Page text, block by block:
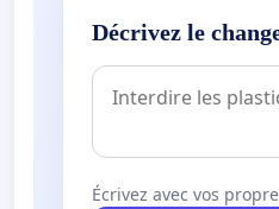
Décrivez le
Écrivez avec vos